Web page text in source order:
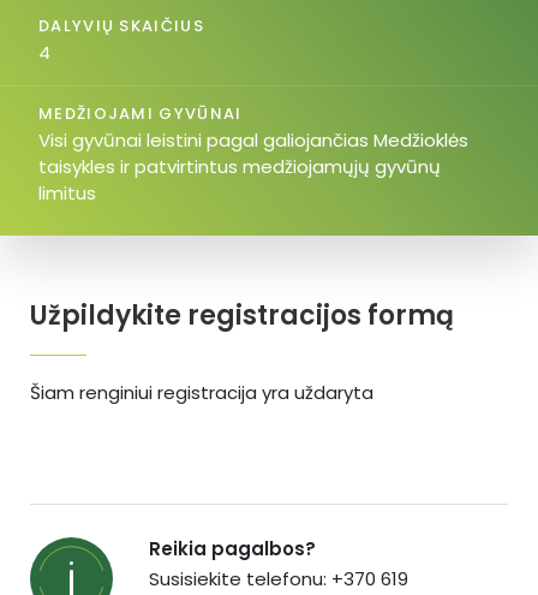
Užpildykite registracijos formą
Šiam renginiui registracija yra uždaryta
DALYVIŲ SKAIČIUS
4
MEDŽIOJAMI GYVŪNAI
Visi gyvūnai leistini pagal galiojančias Medžioklės
taisykles ir patvirtintus medžiojamųjų gyvūnų
limitus
Reikia pagalbos?
Susisiekite telefonu: +370 619